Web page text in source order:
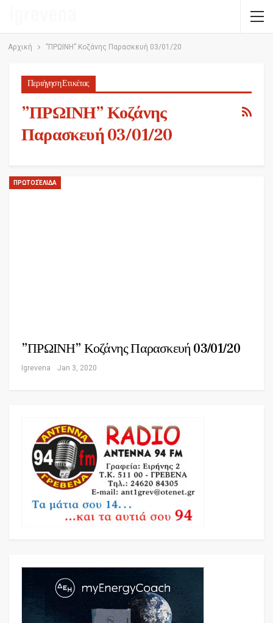
Αρχική ”ΠΡΩΙΝΗ” Κοζάνης Παρασκευή 03/01/20
Περιήγηση Ετικέτας
”ΠΡΩΙΝΗ” Κοζάνης
Παρασκευή 03/01/20
ΠΡΩΤΟΣΈΛΙΔΑ
”ΠΡΩΙΝΗ” Κοζάνης Παρασκευή 03/01/20
Igrevena Jan 3, 2020